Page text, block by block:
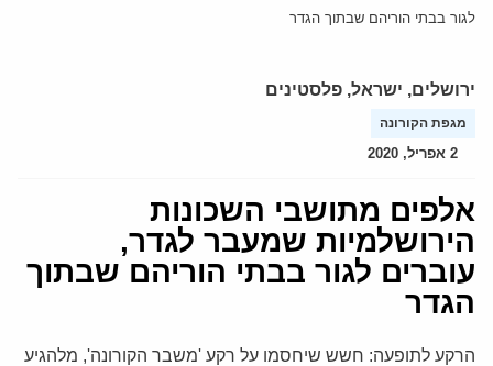
לגור בבתי הוריהם שבתוך הגדר
ירושלים, ישראל, פלסטינים
מגפת הקורונה
2 אפריל, 2020
אלפים מתושבי השכונות
הירושלמיות שמעבר לגדר,
עוברים לגור בבתי הוריהם שבתוך
הגדר
הרקע לתופעה: חשש שיחסמו על רקע 'משבר הקורונה', מלהגיע